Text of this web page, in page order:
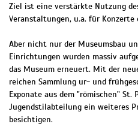
Ziel ist eine verstärkte Nutzung
Veranstaltungen, u.a. für Konzerte
Aber nicht nur der Museumsbau
Einrichtungen wurden massiv
das Museum erneuert. Mit der
reichen Sammlung ur- und
Exponate aus dem "römischen" St.
Jugendstilabteilung ein weiteres
besichtigen.